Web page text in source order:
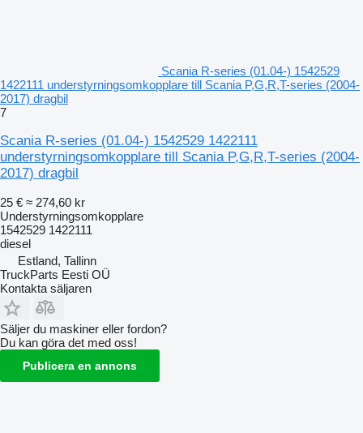
Scania R-series (01.04-) 1542529
1422111 understyrningsomkopplare till Scania P,G,R,T-series (2004-
2017) dragbil
7
Scania R-series (01.04-) 1542529 1422111
understyrningsomkopplare till Scania P,G,R,T-series (2004-
2017) dragbil
25 € ≈ 274,60 kr
Understyrningsomkopplare
1542529 1422111
diesel
Estland, Tallinn
TruckParts Eesti OÜ
Kontakta säljaren
Säljer du maskiner eller fordon?
Du kan göra det med oss!
Publicera en annons